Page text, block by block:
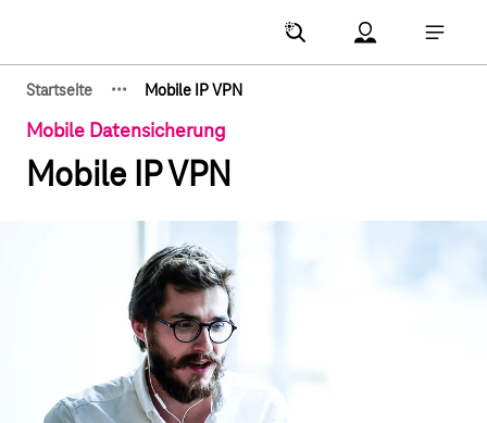
Account Menu
Startseite ··· Mobile IP VPN
Mobile Datensicherung
Mobile IP VPN